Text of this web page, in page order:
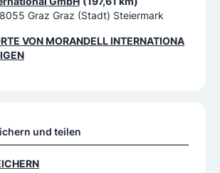
Graz Graz (Stadt) Steiermark
VONMORANDELL INTERNATIONA
und teilen